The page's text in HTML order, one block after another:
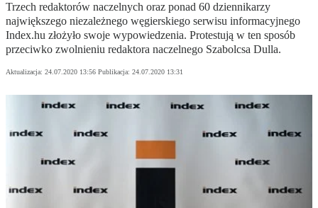
Trzech redaktorów naczelnych oraz ponad 60 dziennikarzy
największego niezależnego węgierskiego serwisu informacyjnego
Index.hu złożyło swoje wypowiedzenia. Protestują w ten sposób
przeciwko zwolnieniu redaktora naczelnego Szabolcsa Dulla.
Aktualizacja: 24.07.2020 13:56 Publikacja: 24.07.2020 13:31